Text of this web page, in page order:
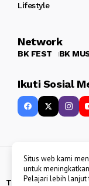
Lifestyle
Network
BK FEST BK
Ikuti Sosial
Copyright 2013
Tentang Kami
Situs web kami
untuk
Pelajari lebih lanjut